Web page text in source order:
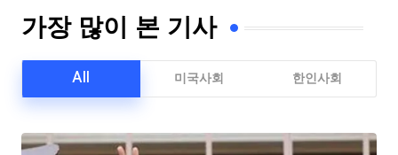
가장 많이 본 기사
All 미국사회 한인사회